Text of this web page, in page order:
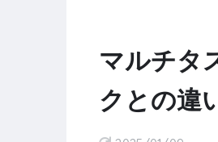
マルチタ
クとの違